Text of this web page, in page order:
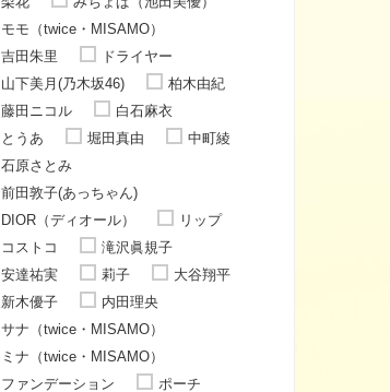
モモ（twice・MISAMO）
吉田朱里
ドライヤー
山下美月(乃木坂46)
柏木由紀
藤田ニコル
白石麻衣
とうあ
堀田真由
中町綾
石原さとみ
前田敦子(あっちゃん)
DIOR（ディオール）
リップ
コストコ
滝沢眞規子
安達祐実
莉子
大谷翔平
新木優子
内田理央
サナ（twice・MISAMO）
ミナ（twice・MISAMO）
ファンデーション
ポーチ